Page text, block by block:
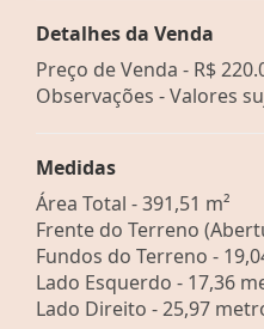
Detalhes da Venda
Preço de Venda - R$
Observações - Valores
Medidas
Área Total - 391,51 m²
Frente do Terreno
Fundos do Terreno -
Lado Esquerdo - 17,36
Lado Direito - 25,97